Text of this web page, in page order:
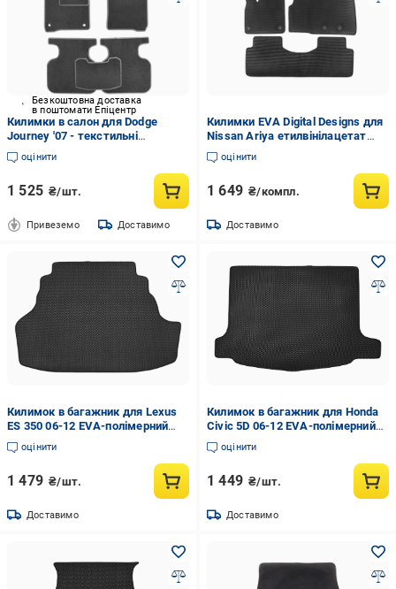
Безкоштовна доставка
в поштомати Епіцентр
Килимки в салон для Dodge
Journey '07 - текстильні
стандарт Сірий
оцінити
1 525 ₴/шт.
Привеземо Доставимо
Килимки EVA Digital Designs для
Nissan Ariya етилвінілацетат
Чорний
оцінити
1 649 ₴/компл.
Доставимо
Килимок в багажник для Lexus
ES 350 06-12 EVA-полімерний
Чорний
оцінити
1 479 ₴/шт.
Доставимо
Килимок в багажник для Honda
Civic 5D 06-12 EVA-полімерний
Kinetic Чорний
оцінити
1 449 ₴/шт.
Доставимо